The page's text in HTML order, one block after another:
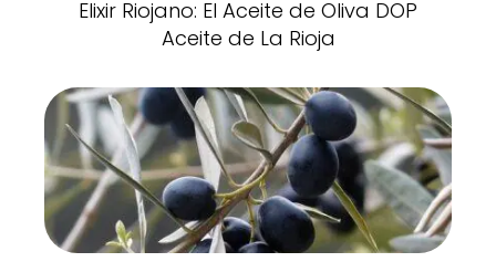
Elixir Riojano: El Aceite de Oliva DOP
Aceite de La Rioja